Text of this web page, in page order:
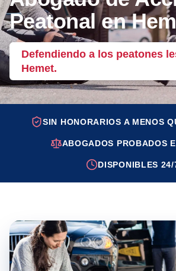
Peatonal en
Defendiendo a los peatones
Hemet.
SIN HONORARIOS A MENOS
ABOGADOS PROBADOS
DISPONIBLES 24/